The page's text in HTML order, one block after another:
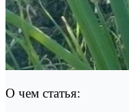
О чем статья: